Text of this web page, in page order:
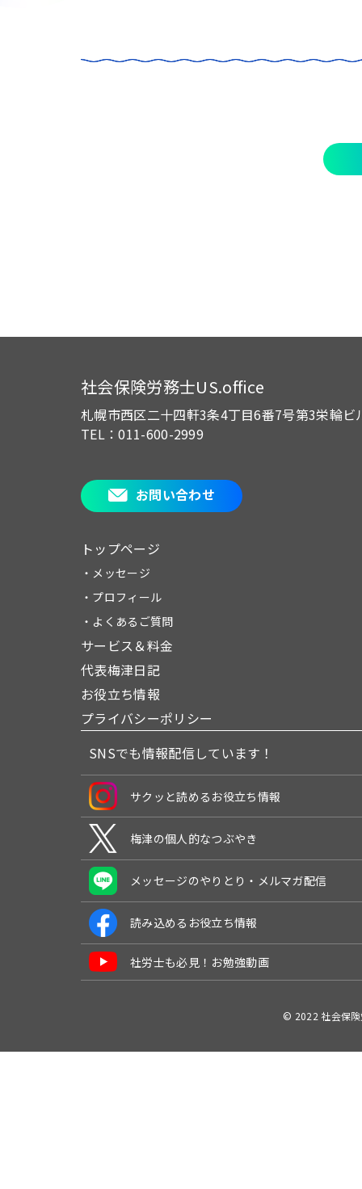
社会保険労務士US.office
札幌市西区二十四軒3条4丁目6番7号第3栄輪ビ
TEL：011-600-2999
お問い合わせ
トップページ
・メッセージ
・プロフィール
・よくあるご質問
サービス＆料金
代表梅津日記
お役立ち情報
プライバシーポリシー
SNSでも情報配信しています！
サクッと読めるお役立ち情報
梅津の個人的なつぶやき
メッセージのやりとり・メルマガ配信
読み込めるお役立ち情報
社労士も必見！お勉強動画
© 2022 社会保